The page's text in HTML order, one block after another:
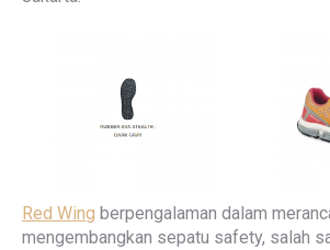
Red Wing berpengalaman dalam
mengembangkan sepatu safety, salah